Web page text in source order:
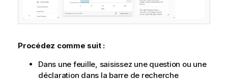
Procédez comme suit :
Dans une feuille, saisissez une question ou une
déclaration dans la barre de recherche